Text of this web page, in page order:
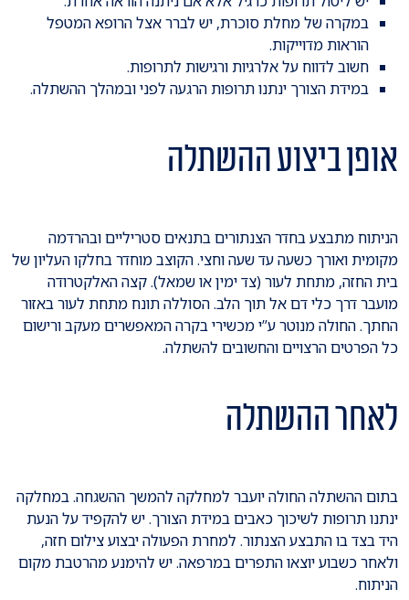
במקרה של מחלת סוכרת, יש לברר אצל הרופא המטפל
הוראות מדוייקות.
חשוב לדווח על אלרגיות ורגישות לתרופות.
במידת הצורך ינתנו תרופות הרגעה לפני ובמהלך ההשתלה.
אופן ביצוע ההשתלה
הניתוח מתבצע בחדר הצנתורים בתנאים סטריליים ובהרדמה
מקומית ואורך כשעה עד שעה וחצי. הקוצב מוחדר בחלקו העליון של
בית החזה, מתחת לעור (צד ימין או שמאל). קצה האלקטרודה
מועבר דרך כלי דם אל תוך הלב. הסוללה תונח מתחת לעור באזור
החתך. החולה מנוטר ע”י מכשירי בקרה המאפשרים מעקב ורישום
כל הפרטים הרצויים והחשובים להשתלה.
לאחר ההשתלה
בתום ההשתלה החולה יועבר למחלקה להמשך ההשגחה. במחלקה
ינתנו תרופות לשיכוך כאבים במידת הצורך. יש להקפיד על הנעת
היד בצד בו התבצע הצנתור. למחרת הפעולה יבצוע צילום חזה,
ולאחר כשבוע יוצאו התפרים במרפאה. יש להימנע מהרטבת מקום
הניתוח.